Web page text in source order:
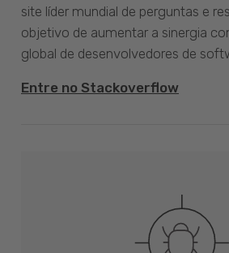
site líder mundial de perguntas e
objetivo de aumentar a sinergia
global de desenvolvedores de
Entre no Stackoverflow